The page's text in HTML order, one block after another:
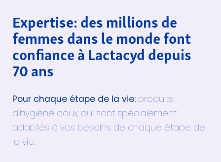
Expertise: des millions de
femmes dans le monde font
confiance à Lactacyd depuis
70 ans
Pour chaque étape de la vie: produits
d'hygiène doux, qui sont spécialement
adaptés à vos besoins de chaque étape de
la vie.